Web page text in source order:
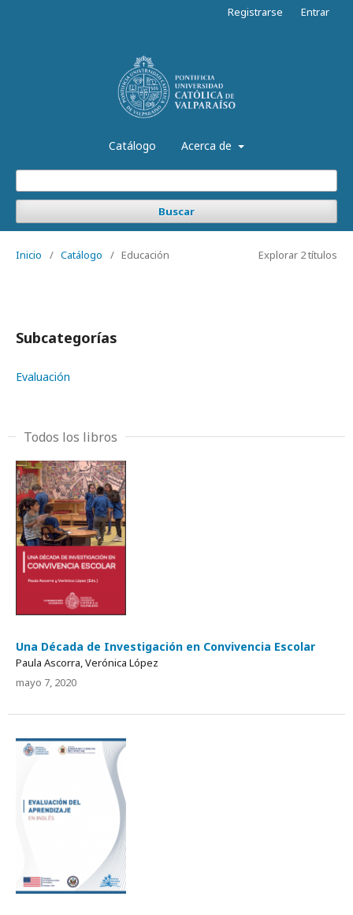
Catálogo Acerca de
Buscar
Registrarse Entrar
Inicio / Catálogo / Educación Explorar 2 títulos
Subcategorías
Evaluación
Todos los libros
Una Década de Investigación en Convivencia Escolar
Paula Ascorra, Verónica López
mayo 7, 2020